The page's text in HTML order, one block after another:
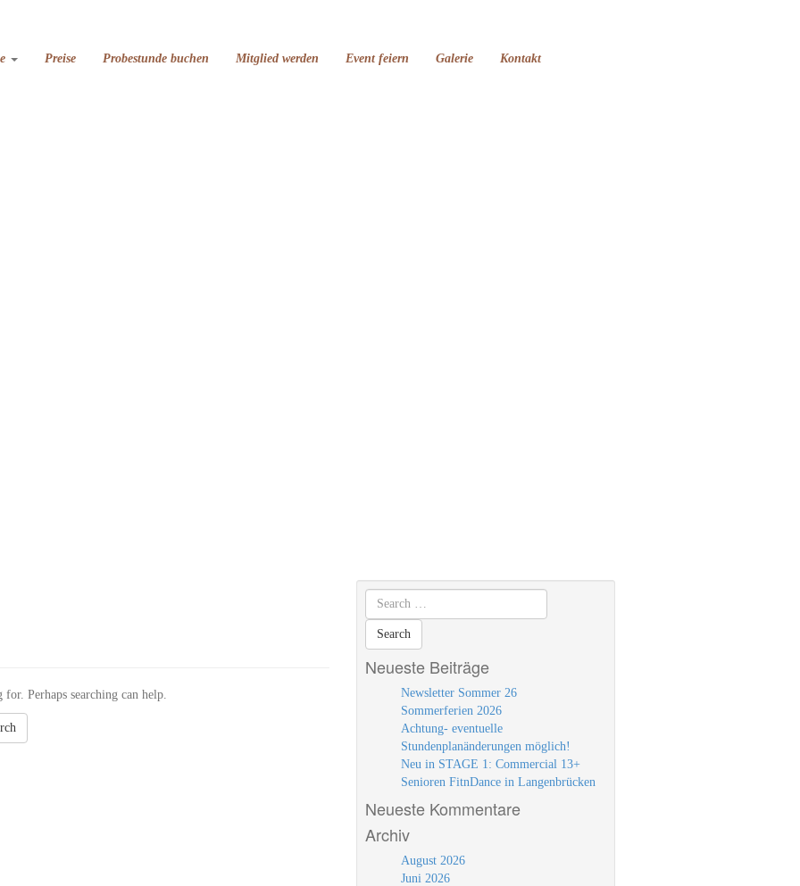
Preise Probestunde buchen Mitglied werden Event feiern Galerie Kontakt
Perhaps searching can help.
Neueste Beiträge
Newsletter Sommer 26
Sommerferien 2026
Achtung- eventuelle
Stundenplanänderungen möglich!
Neu in STAGE 1: Commercial 13+
Senioren FitnDance in Langenbrücken
Neueste Kommentare
Archiv
August 2026
Juni 2026